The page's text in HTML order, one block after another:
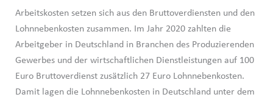
Arbeitskosten setzen sich aus den Bruttoverdiensten und den
Lohnnebenkosten zusammen. Im Jahr 2020 zahlten die
Arbeitgeber in Deutschland in Branchen des Produzierenden
Gewerbes und der wirtschaftlichen Dienstleistungen auf 100
Euro Bruttoverdienst zusätzlich 27 Euro Lohnnebenkosten.
Damit lagen die Lohnnebenkosten in Deutschland unter dem